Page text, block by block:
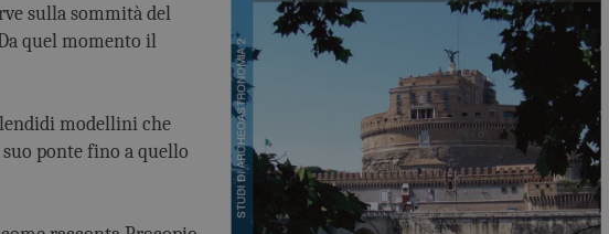
sulla sommità del
quel momento il
modellini che
ponte fino a quello